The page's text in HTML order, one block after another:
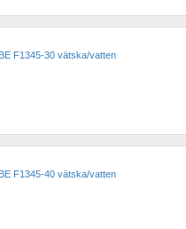
F1345-30 vätska/vatten
F1345-40 vätska/vatten